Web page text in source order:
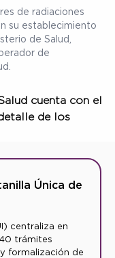
de radiaciones
su establecimiento
de Salud,
de
cuenta con el
de los
Única de
centraliza en
trámites
formalización de